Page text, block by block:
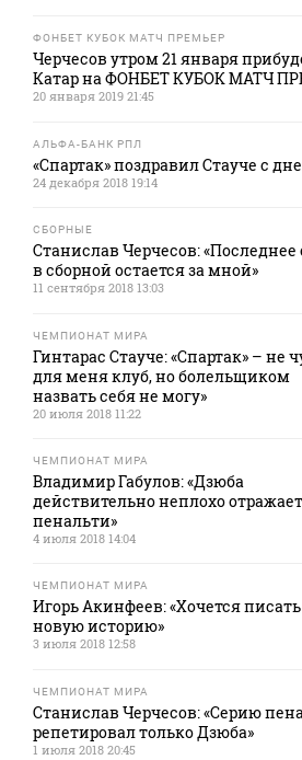
ФОНБЕТ КУБОК МАТЧ ПРЕМЬЕР
Черчесов утром 21 января
Катар на ФОНБЕТ КУБОК МАТЧ
20 января 2019 21:45
АЛЬФА-БАНК РПЛ
«Спартак» поздравил Стауче с
24 декабря 2018 19:14
СБОРНЫЕ
Станислав Черчесов: «Последнее
в сборной остается за мной»
11 сентября 2018 13:03
ЧЕМПИОНАТ МИРА
Гинтарас Стауче: «Спартак» – не
для меня клуб, но болельщиком
назвать себя не могу»
20 июля 2018 11:22
ЧЕМПИОНАТ МИРА
Владимир Габулов: «Дзюба
действительно неплохо отражает
пенальти»
4 июля 2018 14:04
ЧЕМПИОНАТ МИРА
Игорь Акинфеев: «Хочется писать
новую историю»
3 июля 2018 12:58
ЧЕМПИОНАТ МИРА
Станислав Черчесов: «Серию
репетировал только Дзюба»
1 июля 2018 20:45